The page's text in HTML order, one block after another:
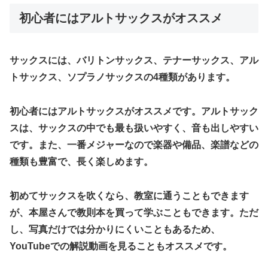
初心者にはアルトサックスがオススメ
サックスには、バリトンサックス、テナーサックス、アル
トサックス、ソプラノサックスの4種類があります。
初心者にはアルトサックスがオススメです。アルトサック
スは、サックスの中でも最も扱いやすく、音も出しやすい
です。また、一番メジャーなので楽器や備品、楽譜などの
種類も豊富で、長く楽しめます。
初めてサックスを吹くなら、教室に通うこともできます
が、本屋さんで教則本を買って学ぶこともできます。ただ
し、写真だけでは分かりにくいこともあるため、
YouTubeでの解説動画を見ることもオススメです。